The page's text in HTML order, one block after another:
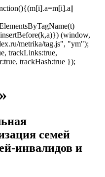
(window,
metrika/tag.js", "ym");
trackLinks:true,
trackHash:true });
семей
инвалидов и